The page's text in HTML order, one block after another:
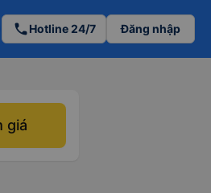
phoneHotline 24/7 Đăng nhập
giá